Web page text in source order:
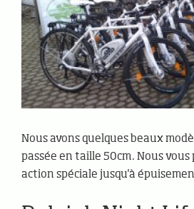
Nous avons quelques beaux
passée en taille 50cm. Nous vous
action spéciale jusqu'à